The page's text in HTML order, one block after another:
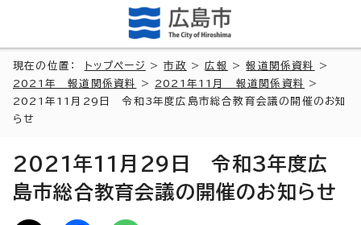
現在の位置： トップページ >市政 >広報 >報道関係資料
>
2021年 報道関係資料
> 2021年11月 報道関係資料
>
2021年11月29日 令和3年度広島市総合教育会議の開催のお知
らせ
2021年11月29日 令和3年度広
島市総合教育会議の開催のお知らせ